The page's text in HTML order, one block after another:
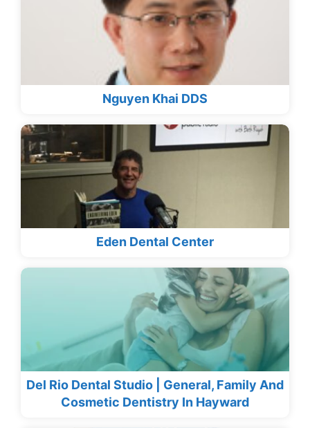
Nguyen Khai DDS
Eden Dental Center
Del Rio Dental Studio | General, Family And
Cosmetic Dentistry In Hayward